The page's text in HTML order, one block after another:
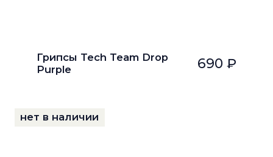
Грипсы Tech Team Drop
Purple
690 ₽
нет в наличии